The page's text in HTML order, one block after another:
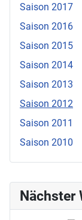
Nächster
Saison 2017
Saison 2016
Saison 2015
Saison 2014
Saison 2013
Saison 2012
Saison 2011
Saison 2010